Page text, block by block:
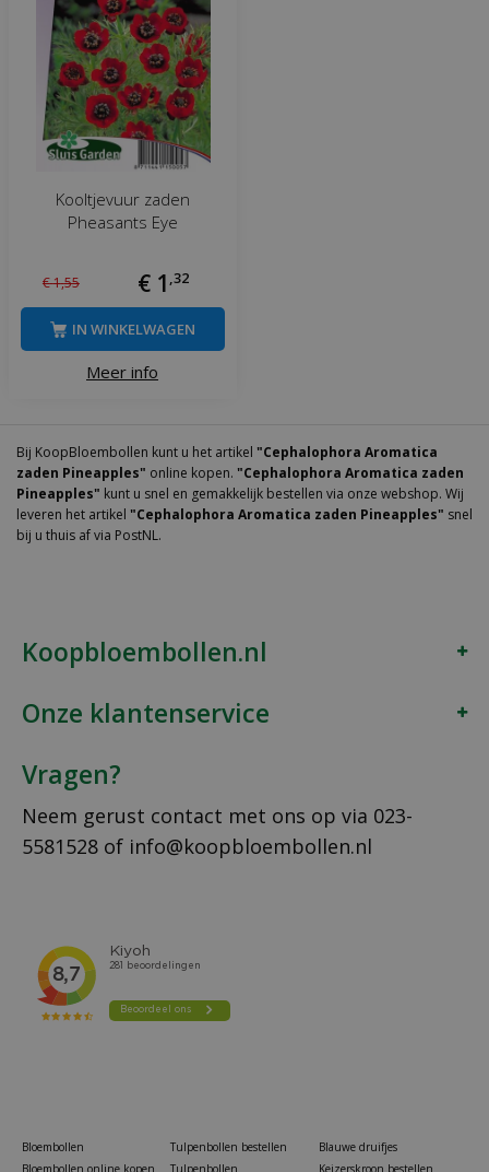
Kooltjevuur zaden
Pheasants Eye
€1,55 € 1 ,32
Meer info
IN WINKELWAGEN
Bij KoopBloembollen kunt u het artikel "Cephalophora Aromatica
zaden Pineapples" online kopen. "Cephalophora Aromatica zaden
Pineapples" kunt u snel en gemakkelijk bestellen via onze webshop. Wij
leveren het artikel "Cephalophora Aromatica zaden Pineapples" snel
bij u thuis af via PostNL.
Koopbloembollen.nl
Onze klantenservice
Vragen?
Neem gerust contact met ons op via 023-
5581528 of info@koopbloembollen.nl
Bloembollen
Bloembollen online kopen
Tulpenbollen bestellen
Tulpenbollen
Blauwe druifjes
Keizerskroon bestellen